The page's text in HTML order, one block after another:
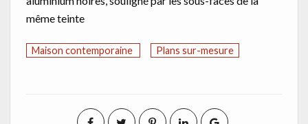
même teinte
Maison contemporaine Plans sur-mesure